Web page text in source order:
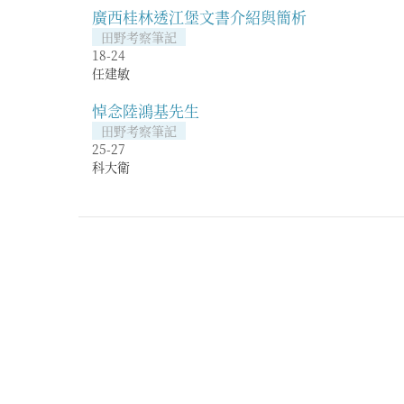
廣西桂林透江堡文書介紹與簡析
田野考察筆記
18-24
任建敏
悼念陸鴻基先生
田野考察筆記
25-27
科大衛